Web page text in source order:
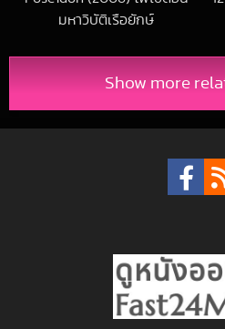
มหาวิบัติเรือยักษ์
Show more